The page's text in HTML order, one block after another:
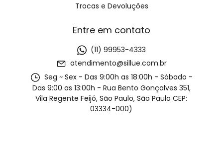
Trocas e Devoluções
Entre em contato
(11) 99953-4333
atendimento@sillue.com.br
Seg ~ Sex - Das 9:00h as 18:00h - Sábado -
Das 9:00 as 13:00h - Rua Bento Gonçalves 351,
Vila Regente Feijó, São Paulo, São Paulo CEP:
03334-000)